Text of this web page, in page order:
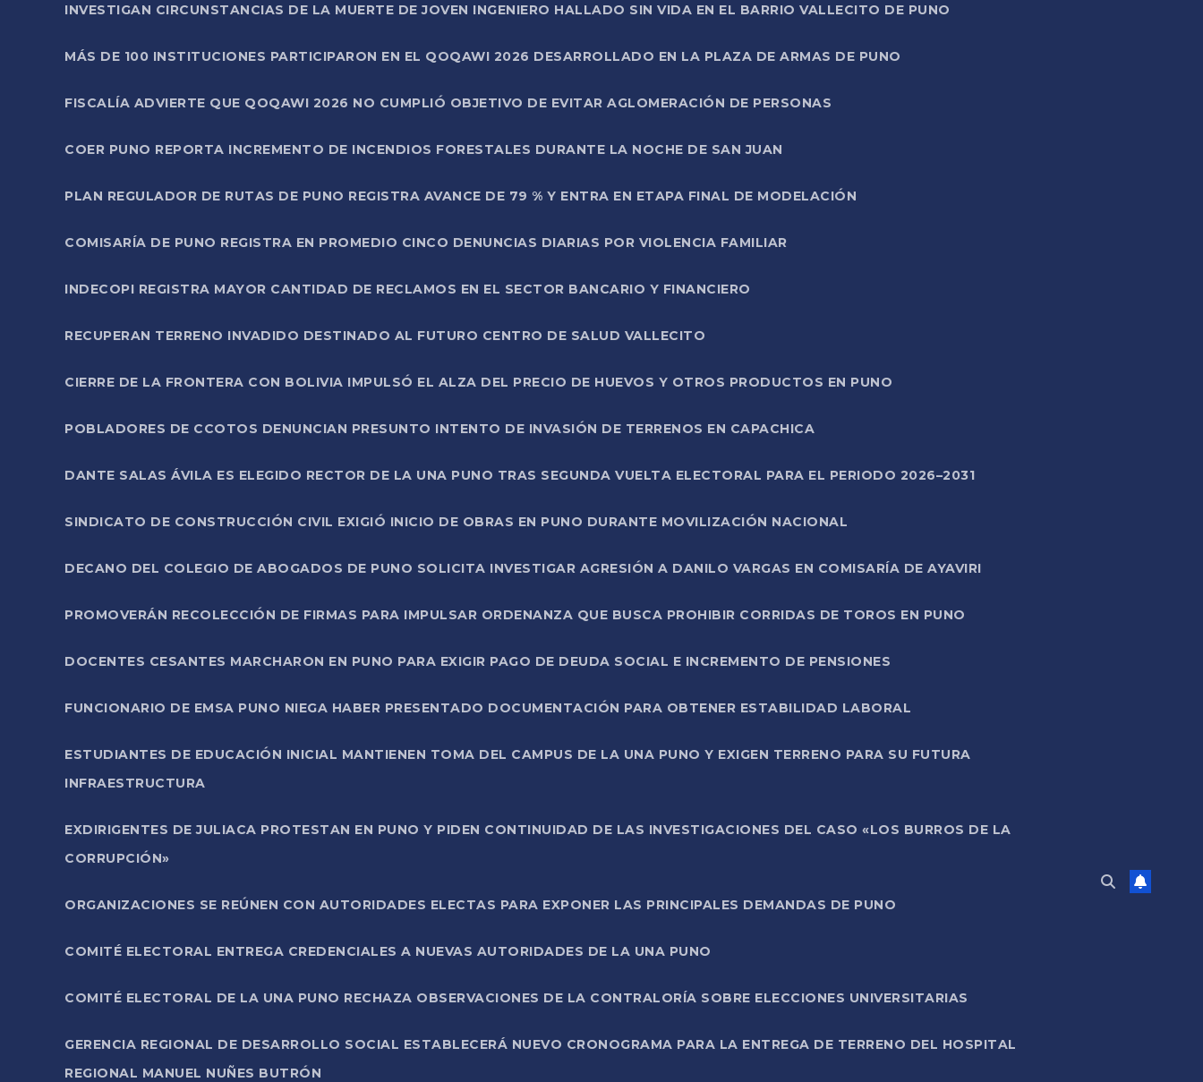
INVESTIGAN CIRCUNSTANCIAS DE LA MUERTE DE JOVEN INGENIERO HALLADO SIN VIDA EN EL BARRIO VALLECITO DE PUNO
MÁS DE 100 INSTITUCIONES PARTICIPARON EN EL QOQAWI 2026 DESARROLLADO EN LA PLAZA DE ARMAS DE PUNO
FISCALÍA ADVIERTE QUE QOQAWI 2026 NO CUMPLIÓ OBJETIVO DE EVITAR AGLOMERACIÓN DE PERSONAS
COER PUNO REPORTA INCREMENTO DE INCENDIOS FORESTALES DURANTE LA NOCHE DE SAN JUAN
PLAN REGULADOR DE RUTAS DE PUNO REGISTRA AVANCE DE 79 % Y ENTRA EN ETAPA FINAL DE MODELACIÓN
COMISARÍA DE PUNO REGISTRA EN PROMEDIO CINCO DENUNCIAS DIARIAS POR VIOLENCIA FAMILIAR
INDECOPI REGISTRA MAYOR CANTIDAD DE RECLAMOS EN EL SECTOR BANCARIO Y FINANCIERO
RECUPERAN TERRENO INVADIDO DESTINADO AL FUTURO CENTRO DE SALUD VALLECITO
CIERRE DE LA FRONTERA CON BOLIVIA IMPULSÓ EL ALZA DEL PRECIO DE HUEVOS Y OTROS PRODUCTOS EN PUNO
POBLADORES DE CCOTOS DENUNCIAN PRESUNTO INTENTO DE INVASIÓN DE TERRENOS EN CAPACHICA
DANTE SALAS ÁVILA ES ELEGIDO RECTOR DE LA UNA PUNO TRAS SEGUNDA VUELTA ELECTORAL PARA EL PERIODO 2026–2031
SINDICATO DE CONSTRUCCIÓN CIVIL EXIGIÓ INICIO DE OBRAS EN PUNO DURANTE MOVILIZACIÓN NACIONAL
DECANO DEL COLEGIO DE ABOGADOS DE PUNO SOLICITA INVESTIGAR AGRESIÓN A DANILO VARGAS EN COMISARÍA DE AYAVIRI
PROMOVERÁN RECOLECCIÓN DE FIRMAS PARA IMPULSAR ORDENANZA QUE BUSCA PROHIBIR CORRIDAS DE TOROS EN PUNO
DOCENTES CESANTES MARCHARON EN PUNO PARA EXIGIR PAGO DE DEUDA SOCIAL E INCREMENTO DE PENSIONES
FUNCIONARIO DE EMSA PUNO NIEGA HABER PRESENTADO DOCUMENTACIÓN PARA OBTENER ESTABILIDAD LABORAL
ESTUDIANTES DE EDUCACIÓN INICIAL MANTIENEN TOMA DEL CAMPUS DE LA UNA PUNO Y EXIGEN TERRENO PARA SU FUTURA
INFRAESTRUCTURA
EXDIRIGENTES DE JULIACA PROTESTAN EN PUNO Y PIDEN CONTINUIDAD DE LAS INVESTIGACIONES DEL CASO «LOS BURROS DE LA
CORRUPCIÓN»
ORGANIZACIONES SE REÚNEN CON AUTORIDADES ELECTAS PARA EXPONER LAS PRINCIPALES DEMANDAS DE PUNO
COMITÉ ELECTORAL ENTREGA CREDENCIALES A NUEVAS AUTORIDADES DE LA UNA PUNO
COMITÉ ELECTORAL DE LA UNA PUNO RECHAZA OBSERVACIONES DE LA CONTRALORÍA SOBRE ELECCIONES UNIVERSITARIAS
GERENCIA REGIONAL DE DESARROLLO SOCIAL ESTABLECERÁ NUEVO CRONOGRAMA PARA LA ENTREGA DE TERRENO DEL HOSPITAL
REGIONAL MANUEL NUÑES BUTRÓN